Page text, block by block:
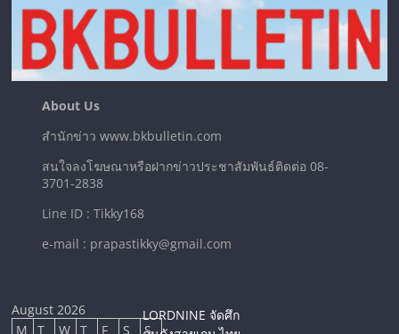
About Us
สำนักข่าว www.bkbulletin.com
สนใจลงโฆษณาหรือฝากข่าวประชาสัมพันธ์ติดต่อ 08-
3701-2838
Line ID : Tikky168
e-mail : prapastikky@gmail.com
August 2026
M
T W T F S
S
LORDNINE จัดศึก